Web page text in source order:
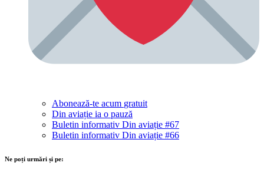
Abonează-te acum gratuit
Din aviație ia o pauză
Buletin informativ Din aviație #67
Buletin informativ Din aviație #66
Ne poți urmări și pe: